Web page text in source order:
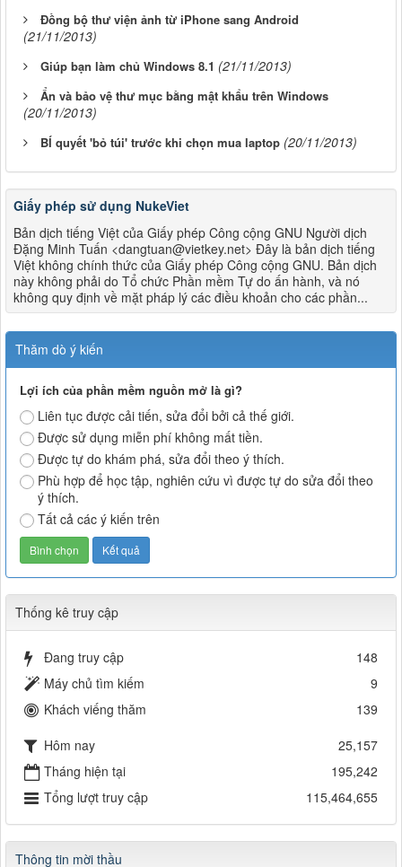
Đồng bộ thư viện ảnh từ iPhone sang Android
(21/11/2013)
Giúp bạn làm chủ Windows 8.1 (21/11/2013)
Ẩn và bảo vệ thư mục bằng mật khẩu trên Windows
(20/11/2013)
BÍ quyết 'bỏ túi' trước khi chọn mua laptop (20/11/2013)
Giấy phép sử dụng NukeViet
Bản dịch tiếng Việt của Giấy phép Công cộng GNU Người dịch
Đặng Minh Tuấn <dangtuan@vietkey.net> Đây là bản dịch tiếng
Việt không chính thức của Giấy phép Công cộng GNU. Bản dịch
này không phải do Tổ chức Phần mềm Tự do ấn hành, và nó
không quy định về mặt pháp lý các điều khoản cho các phần...
Thăm dò ý kiến
Lợi ích của phần mềm nguồn mở là gì?
Liên tục được cải tiến, sửa đổi bởi cả thế giới.
Được sử dụng miễn phí không mất tiền.
Được tự do khám phá, sửa đổi theo ý thích.
Phù hợp để học tập, nghiên cứu vì được tự do sửa đổi theo
ý thích.
Tất cả các ý kiến trên
Thống kê truy cập
Đang truy cập
148
Máy chủ tìm kiếm
9
Khách viếng thăm
139
Hôm nay
25,157
Tháng hiện tại
195,242
Tổng lượt truy cập
115,464,655
Thông tin mời thầu